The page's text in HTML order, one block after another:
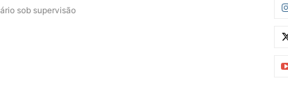
sob supervisão